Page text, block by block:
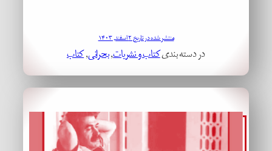
منتشر شده در تاریخ ۲ اسفند, ۱۴۰۳
در دسته بندیکتاب و نشریات, بحرانی, کتاب